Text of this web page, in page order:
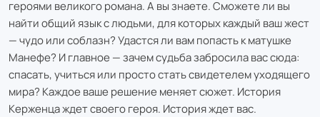
героями великого романа. А вы знаете. Сможете ли вы
найти общий язык с людьми, для которых каждый ваш жест
— чудо или соблазн? Удастся ли вам попасть к матушке
Манефе? И главное — зачем судьба забросила вас сюда:
спасать, учиться или просто стать свидетелем уходящего
мира? Каждое ваше решение меняет сюжет. История
Керженца ждет своего героя. История ждет вас.